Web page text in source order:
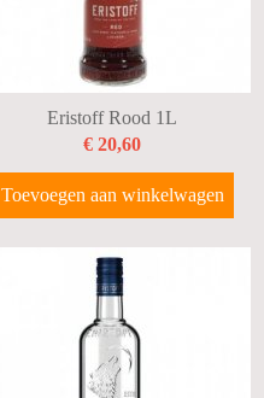
Eristoff Rood 1L
€ 20,60
Toevoegen aan winkelwagen